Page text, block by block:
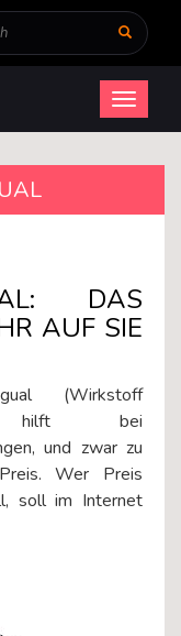
Open
menu
DAS
AUF SIE
(Wirkstoff
hilft bei
und zwar zu
Wer Preis
soll im Internet